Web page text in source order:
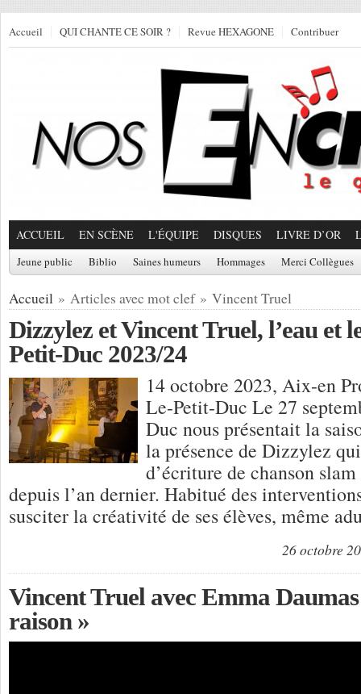
Accueil QUI CHANTE CE SOIR ? Revue HEXAGONE Contribuer
ACCUEIL EN SCÈNE L'ÉQUIPE DISQUES LIVRE D’OR
Jeune public Biblio Saines humeurs Hommages Merci Collègues
Accueil » Articles avec mot clef » Vincent Truel
Dizzylez et Vincent Truel, l’eau et
Petit-Duc 2023/24
14 octobre 2023, Aix-en
Le-Petit-Duc Le 27
Duc nous présentait la
la présence de Dizzylez
d’écriture de chanson
depuis l’an dernier. Habitué des
susciter la créativité de ses élèves, même
26 octobre
Vincent Truel avec Emma
raison »